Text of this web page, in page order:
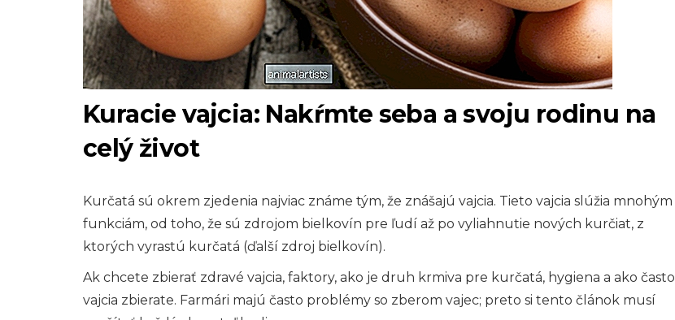
Kuracie vajcia: Nakŕmte seba a svoju rodinu na
celý život
Kurčatá sú okrem zjedenia najviac známe tým, že znášajú vajcia. Tieto vajcia slúžia mnohým
funkciám, od toho, že sú zdrojom bielkovín pre ľudí až po vyliahnutie nových kurčiat, z
ktorých vyrastú kurčatá (ďalší zdroj bielkovín).
Ak chcete zbierať zdravé vajcia, faktory, ako je druh krmiva pre kurčatá, hygiena a ako často
vajcia zbierate. Farmári majú často problémy so zberom vajec; preto si tento článok musí